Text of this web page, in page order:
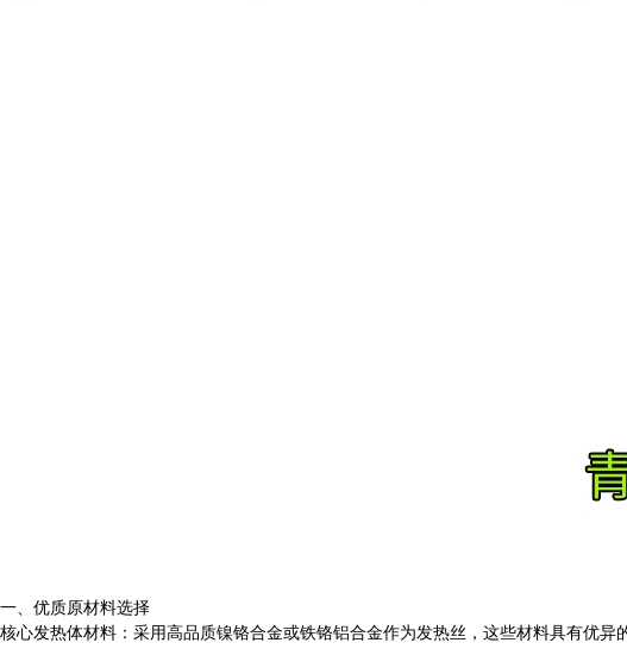
一、优质原材料选择
核心发热体材料：采用高品质镍铬合金或铁铬铝合金作为发热丝，这些材料具有优